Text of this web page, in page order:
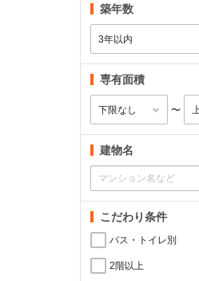
築年数
専有面積
〜
建物名
こだわり条件
バス・トイレ別
2階以上